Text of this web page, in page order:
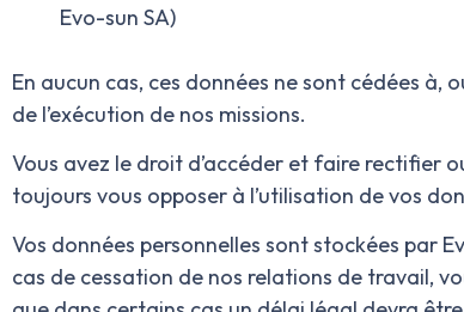
Evo-sun SA)
En aucun cas, ces données ne sont cédées
de l’exécution de nos missions.
Vous avez le droit d’accéder et faire rectifier
toujours vous opposer à l’utilisation de vos
Vos données personnelles sont stockées par
cas de cessation de nos relations de travail,